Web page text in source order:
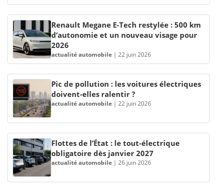
Renault Megane E-Tech restylée : 500 km
d’autonomie et un nouveau visage pour
2026
actualité automobile | 22 juin 2026
Pic de pollution : les voitures électriques
doivent-elles ralentir ?
actualité automobile | 22 juin 2026
Flottes de l’État : le tout-électrique
obligatoire dès janvier 2027
actualité automobile | 26 juin 2026